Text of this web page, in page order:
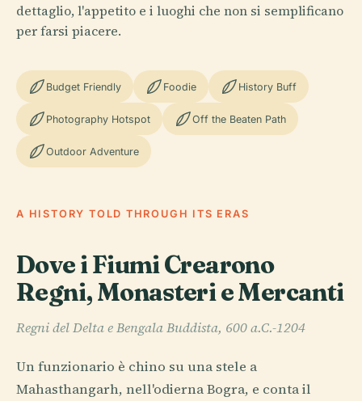
dettaglio, l'appetito e i luoghi che non si semplificano
per farsi piacere.
Budget Friendly Foodie History Buff
Photography Hotspot Off the Beaten Path
Outdoor Adventure
A HISTORY TOLD THROUGH ITS ERAS
Dove i Fiumi Crearono
Regni, Monasteri e Mercanti
Regni del Delta e Bengala Buddista, 600 a.C.-1204
Un funzionario è chino su una stele a
Mahasthangarh, nell'odierna Bogra, e conta il